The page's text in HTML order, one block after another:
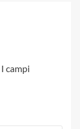
I campi